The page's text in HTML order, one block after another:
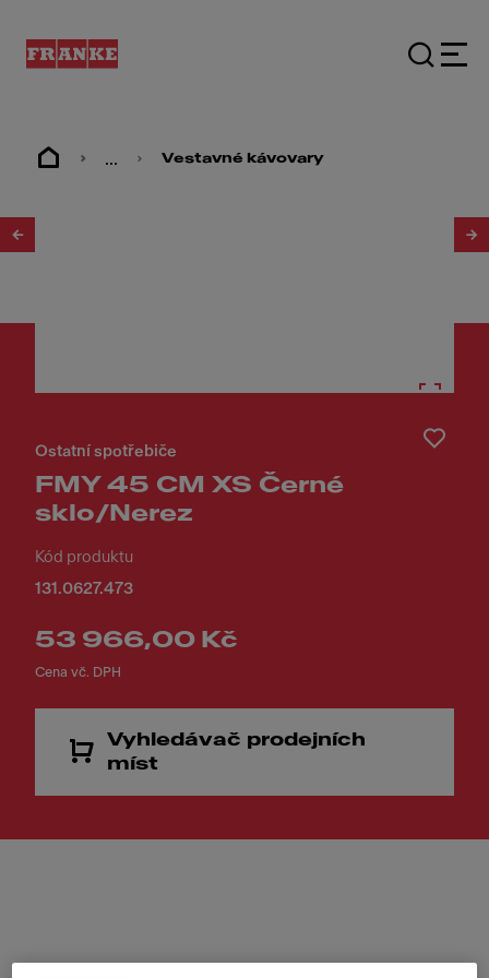
... Vestavné kávovary
Ostatní spotřebiče
FMY 45 CM XS Černé
sklo/Nerez
Kód produktu
131.0627.473
53 966,00 Kč
Cena vč. DPH
Vyhledávač prodejních
míst